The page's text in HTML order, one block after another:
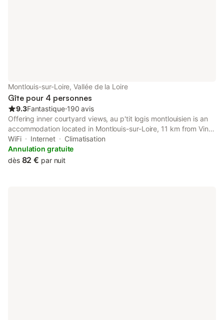
Montlouis-sur-Loire, Vallée de la Loire
Gîte pour 4 personnes
9.3Fantastique⋅190 avis
Offering inner courtyard views, au p'tit logis montlouisien is an
accommodation located in Montlouis-sur-Loire, 11 km from Vinci
International Congress Center and 11 km from Tours Train
Station.
WiFi Internet
Climatisation
Annulation gratuite
dès 82 € par nuit